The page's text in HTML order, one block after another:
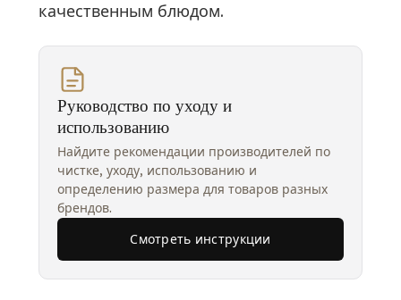
качественным блюдом.
Руководство по уходу и
использованию
Найдите рекомендации производителей по
чистке, уходу, использованию и
определению размера для товаров разных
брендов.
Смотреть инструкции